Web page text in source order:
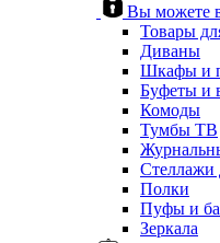
Вы можете
Товары
Диваны
Шкафы и
Буфеты и
Комоды
Тумбы ТВ
Стеллажи
Полки
Пуфы и
Зеркала